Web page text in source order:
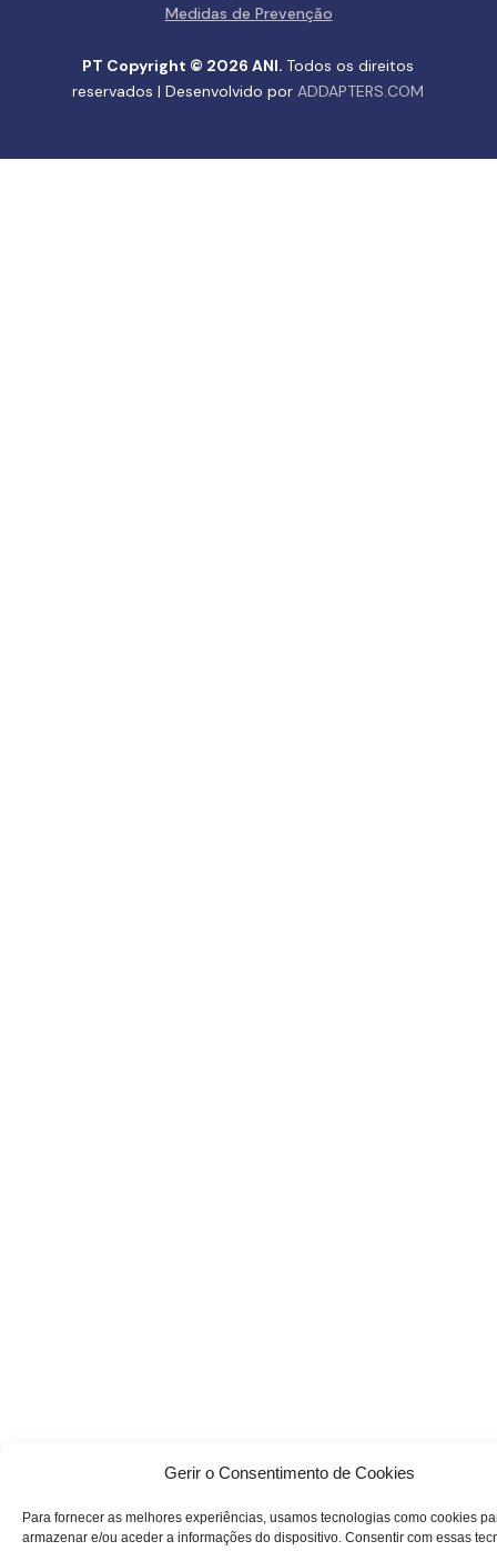
Gerir o Consentimento de Cookies
Para fornecer as melhores experiências, usamos tecnologias como cookies
armazenar e/ou aceder a informações do dispositivo. Consentir com essas
Medidas de Prevenção
PT Copyright © 2026 ANI. Todos os direitos
reservados | Desenvolvido porADDAPTERS.COM